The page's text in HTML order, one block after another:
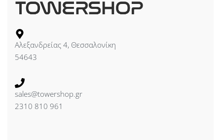
Αλεξανδρείας 4, Θεσσαλονίκη
54643
sales@towershop.gr
2310 810 961